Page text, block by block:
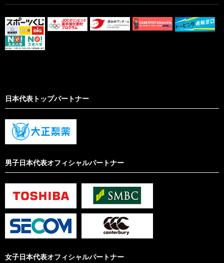
日本代表トップパートナー
男子日本代表オフィシャルパートナー
女子日本代表オフィシャルパートナー